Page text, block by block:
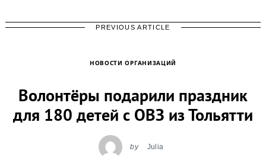
PREVIOUS ARTICLE
НОВОСТИ ОРГАНИЗАЦИЙ
Волонтёры подарили праздник
для 180 детей с ОВЗ из Тольятти
by Julia